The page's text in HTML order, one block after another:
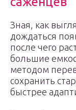
Зная, как
дождаться
после чего
большие
методом
сохранить
быстрее